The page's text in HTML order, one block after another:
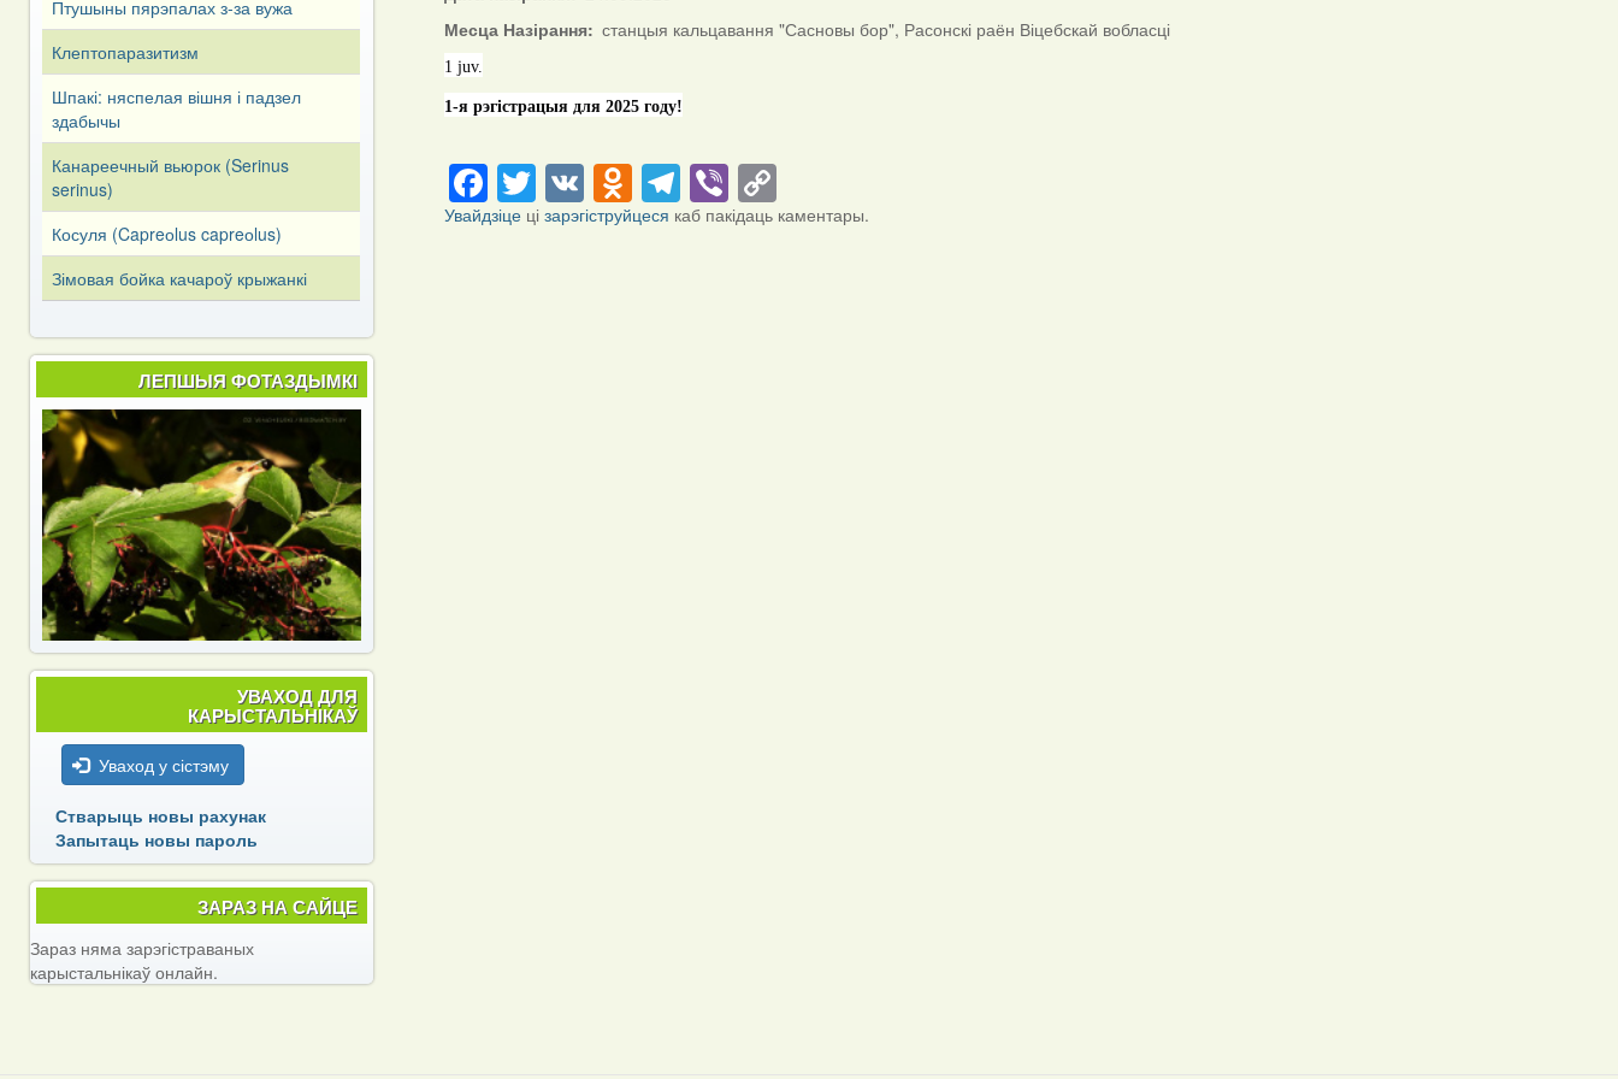
Месца Назірання
станцыя кальцавання "Сасновы бор", Расонскі раён Віцебскай вобласці
1 juv.
1-я рэгістрацыя для 2025 году!
Facebook
Twitter
VKOdnoklassniki
Telegram
Viber
Link
Увайдзіце цізарэгіструйцеся каб пакідаць каментары.
Птушыны пярэпалах з-за вужа
Клептопаразитизм
Шпакі: няспелая вішня і падзел
здабычы
Канареечный вьюрок (Serinus
serinus)
Косуля (Capreоlus capreоlus)
Зімовая бойка качароў крыжанкі
ЛЕПШЫЯ ФОТАЗДЫМКІ
УВАХОД ДЛЯ
КАРЫСТАЛЬНІКАЎ
Уваход у сістэму
Стварыць новы рахунак
Запытаць новы пароль
ЗАРАЗ НА САЙЦЕ
Зараз няма зарэгістраваных
карыстальнікаў онлайн.